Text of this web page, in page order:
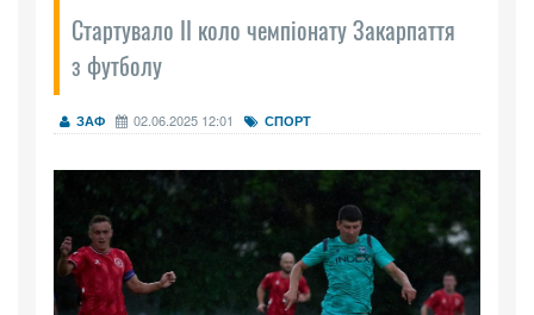
Стартувало ІІ коло чемпіонату Закарпаття
з футболу
ЗАФ 02.06.2025 12:01 СПОРТ